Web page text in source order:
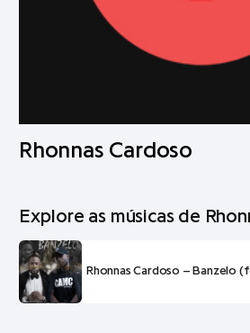
Rhonnas Cardoso
Explore as músicas de
Rhonnas Cardoso – Banzelo